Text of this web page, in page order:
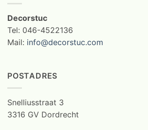
Decorstuc
Tel: 046-4522136
Mail: info@decorstuc.com
POSTADRES
Snelliusstraat 3
3316 GV Dordrecht